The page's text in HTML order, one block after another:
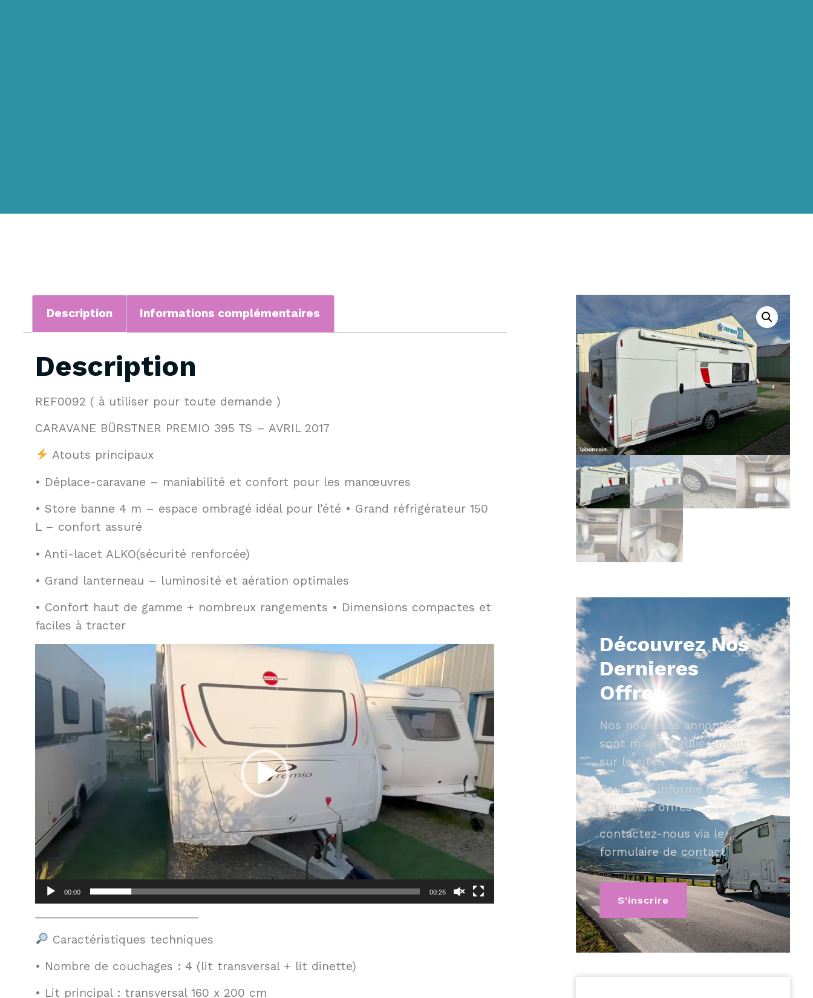
Description Informations complémentaires
Description
REF0092 ( à utiliser pour toute demande )
CARAVANE BÜRSTNER PREMIO 395 TS – AVRIL 2017
Atouts principaux
• Déplace-caravane – maniabilité et confort pour les manœuvres
• Store banne 4 m – espace ombragé idéal pour l’été • Grand réfrigérateur 150
L – confort assuré
• Anti-lacet ALKO(sécurité renforcée)
• Grand lanterneau – luminosité et aération optimales
• Confort haut de gamme + nombreux rangements • Dimensions compactes et
faciles à tracter
Lecteur
vidéo
00:00 00:26
Caractéristiques techniques
• Nombre de couchages : 4 (lit transversal + lit dinette)
• Lit principal : transversal 160 x 200 cm
Découvrez Nos
Dernieres
Offres
Nos nouvelles annonces
sont mises régulièrement
sur le site.
Pour être informé des
nouvelles offres
contactez-nous via le
formulaire de contact
S'inscrire